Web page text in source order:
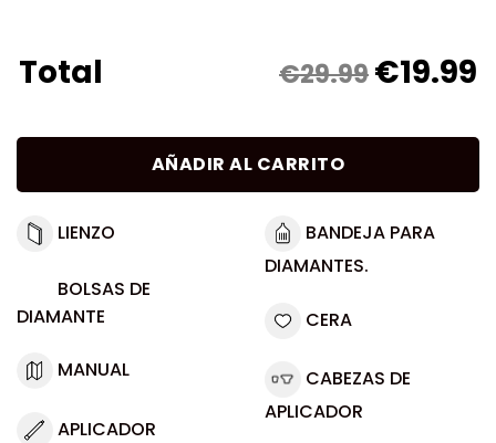
Total €29.99€19.99
AÑADIR AL CARRITO
LIENZO
BOLSAS DE
DIAMANTE
MANUAL
APLICADOR
BANDEJA PARA
DIAMANTES.
CERA
CABEZAS DE
APLICADOR